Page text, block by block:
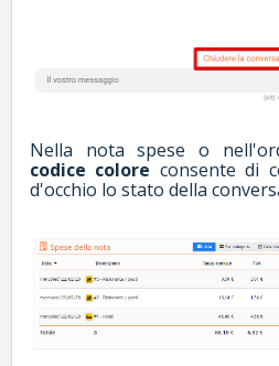
Nella nota spese o
codice colore consente di
d'occhio lo stato della